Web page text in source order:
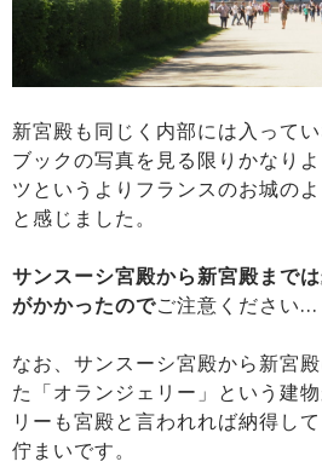
新宮殿も同じく内部には入って
ブックの写真を見る限りかなり
ツというよりフランスのお城の
と感じました。
サンスーシ宮殿から新宮殿まで
がかかったのでご注意ください…
なお、サンスーシ宮殿から新宮
た「オランジェリー」という建
リーも宮殿と言われれば納得し
佇まいです。